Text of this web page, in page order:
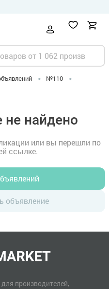
№110
не найдено
или вы перешли по
ссылке.
объявление
производителей,